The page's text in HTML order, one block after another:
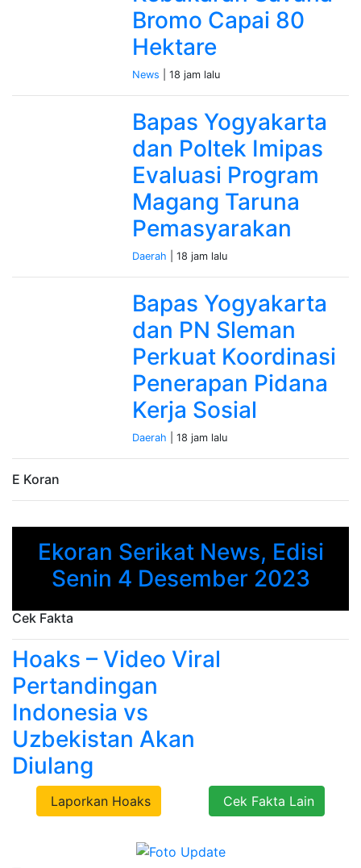
Bromo Capai 80
Hektare
News | 18 jam lalu
Bapas Yogyakarta
dan Poltek Imipas
Evaluasi Program
Magang Taruna
Pemasyarakan
Daerah | 18 jam lalu
Bapas Yogyakarta
dan PN Sleman
Perkuat Koordinasi
Penerapan Pidana
Kerja Sosial
Daerah | 18 jam lalu
E Koran
Ekoran Serikat News, Edisi
Senin 4 Desember 2023
Previous
Cek Fakta
Hoaks – Video Viral
Pertandingan
Indonesia vs
Uzbekistan Akan
Diulang
Laporkan Hoaks Cek Fakta Lain